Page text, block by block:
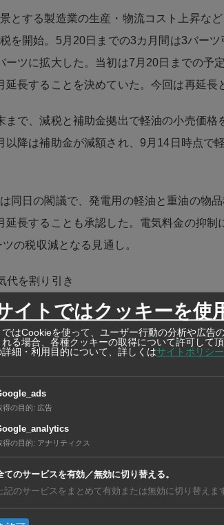
とする製造業の生産・物流コスト上昇な
を開始。5月20日までの3カ月間は3バー
ーツに拡大した。当初は7月20日までの予
延長することを決めていた。今回は再延長
まで、減税と補助金拠出で軽油の小売価格
以降は補助金が減額され、9月14日時点で
同日の閣議で、発電用の軽油と重油の物
延長することも承認した。電気料金の抑
の税収減となる見通し。
代を割り引き
では、家庭の電気料金を9〜12月に割り引く
水準に上昇したことを受け、消費者の負担
時（kWh）以下の家庭を対象とし、2147万
引き下げとなる。
イトではクッキーを使
はCookieを使って、ユーザー行動の分析や広告
る場合、各種クッキーの取得について許可して頂
細・利用目的について、詳しくはサイトポリシ
得の目的: 広告
得の目的: アナリティクス
てのサービスを有効／無効に切り替える。
上記のサービスをまとめて有効または無効に切り替えま